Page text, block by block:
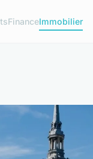
FinanceImmobilier